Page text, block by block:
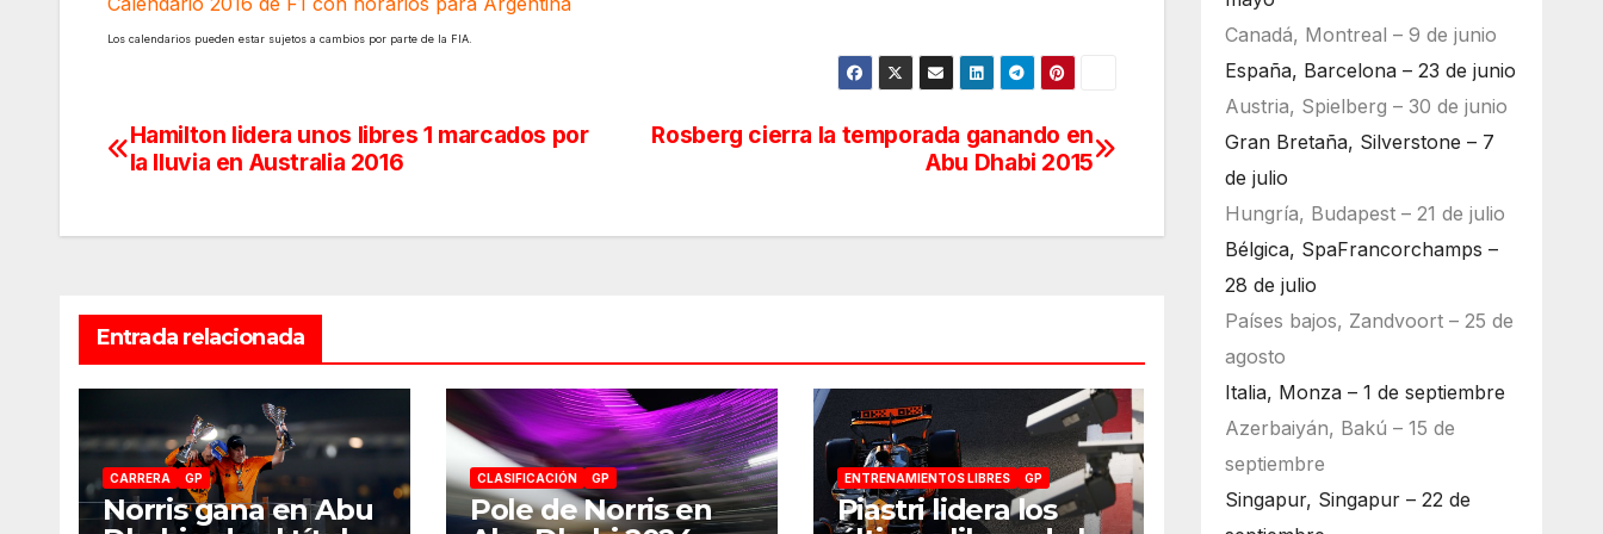
Los calendarios pueden estar sujetos a cambios por parte de la FIA.
Navegación
entradas
Rosberg cierra la temporada ganando en
Abu Dhabi 2015
Hamilton lidera unos libres 1 marcados por
la lluvia en Australia 2016
Entrada relacionada
CARRERA GP
Norris gana en Abu
CLASIFICACIÓN GP
Pole de Norris en
ENTRENAMIENTOS LIBRES GP
Piastri lidera los
Canadá, Montreal – 9 de junio
España, Barcelona – 23 de junio
Austria, Spielberg – 30 de junio
Gran Bretaña, Silverstone – 7
de julio
Hungría, Budapest – 21 de julio
Bélgica, SpaFrancorchamps –
28 de julio
Países bajos, Zandvoort – 25 de
agosto
Italia, Monza – 1 de septiembre
Azerbaiyán, Bakú – 15 de
septiembre
Singapur, Singapur – 22 de